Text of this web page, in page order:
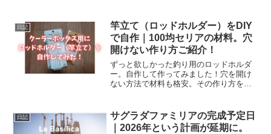
日記
竿立て（ロッドホルダー）をDIY
で自作｜100均セリアの材料。穴
開けない作り方ご紹介！
ずっと欲しかった釣り用のロッドホルダ
ー。自作して作ってみました！穴を開け
ない方法で材料も格安。その作り方を詳
が欲しくて、いろいろ探っていました。
そんなときにこちらのサイ...
日記
サグラダファミリアの完成予定日
｜2026年という計画が延期に。